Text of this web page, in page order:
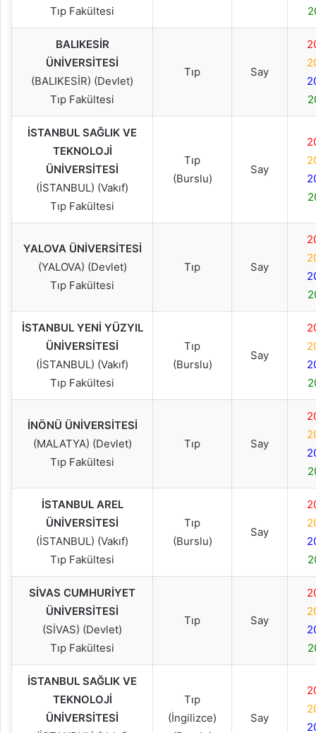
Tıp Fakültesi
BALIKESİR
ÜNİVERSİTESİ
(BALIKESİR) (Devlet)
Tıp Fakültesi
Tıp Say
İSTANBUL SAĞLIK VE
TEKNOLOJİ
ÜNİVERSİTESİ
(İSTANBUL) (Vakıf)
Tıp Fakültesi
Tıp
(Burslu)
Say
YALOVA ÜNİVERSİTESİ
(YALOVA) (Devlet)
Tıp Fakültesi
Tıp Say
İSTANBUL YENİ YÜZYIL
ÜNİVERSİTESİ
(İSTANBUL) (Vakıf)
Tıp Fakültesi
Tıp
(Burslu)
Say
İNÖNÜ ÜNİVERSİTESİ
(MALATYA) (Devlet)
Tıp Fakültesi
Tıp Say
İSTANBUL AREL
ÜNİVERSİTESİ
(İSTANBUL) (Vakıf)
Tıp Fakültesi
Tıp
(Burslu)
Say
SİVAS CUMHURİYET
ÜNİVERSİTESİ
(SİVAS) (Devlet)
Tıp Fakültesi
Tıp Say
İSTANBUL SAĞLIK VE
TEKNOLOJİ
ÜNİVERSİTESİ
Tıp
(İngilizce)
Say